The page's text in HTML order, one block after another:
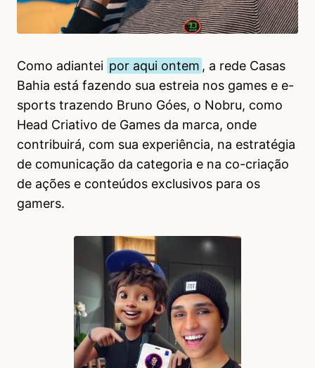
Como adiantei por aqui ontem , a rede Casas
Bahia está fazendo sua estreia nos games e e-
sports trazendo Bruno Góes, o Nobru, como
Head Criativo de Games da marca, onde
contribuirá, com sua experiência, na estratégia
de comunicação da categoria e na co-criação
de ações e conteúdos exclusivos para os
gamers.